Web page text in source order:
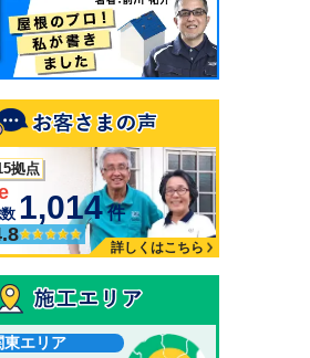
拠点
1,014 件
詳しくはこちら
東エリア